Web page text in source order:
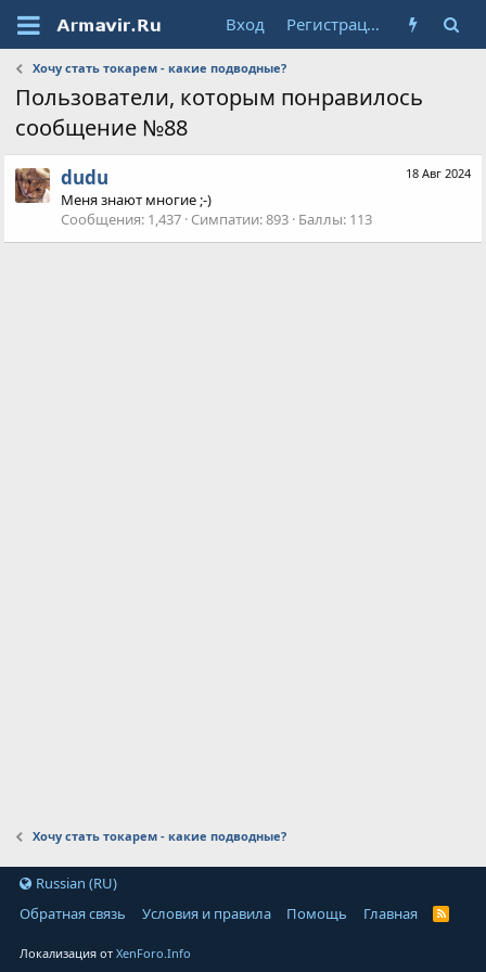
Вход Регистрация
Хочу стать токарем - какие подводные?
Пользователи, которым понравилось
сообщение №88
18 Авг 2024
dudu
Меня знают многие ;-)
Сообщения 1,437 Симпатии 893 Баллы 113
Хочу стать токарем - какие подводные?
Russian (RU)
Обратная связь
Условия и правила Помощь Главная
Локализация отXenForo.Info